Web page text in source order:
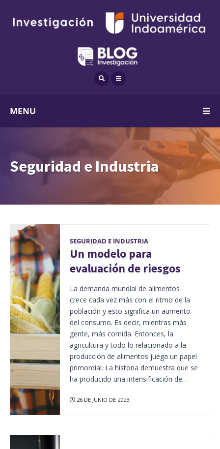
MENU
Seguridad e Industria
SEGURIDAD E INDUSTRIA
Un modelo para
evaluación de riesgos
La demanda mundial de alimentos
crece cada vez más con el ritmo de la
población y esto significa un aumento
del consumo. Es decir, mientras más
gente, más comida. Entonces, la
agricultura y todo lo relacionado a la
producción de alimentos juega un papel
primordial. La historia demuestra que se
ha producido una intensificación de…
26 DE JUNIO DE 2023